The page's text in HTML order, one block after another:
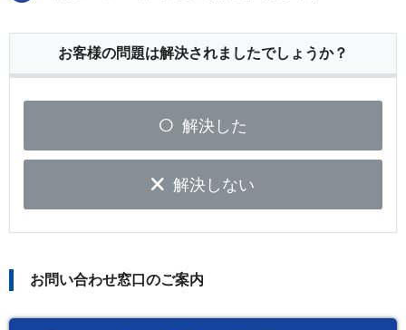
お客様の問題は解決されましたでしょうか？
解決した
解決しない
お問い合わせ窓口のご案内